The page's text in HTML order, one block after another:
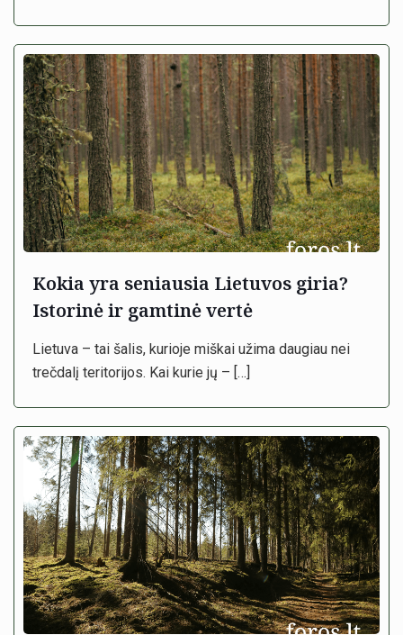
Kokia yra seniausia Lietuvos giria?
Istorinė ir gamtinė vertė
Lietuva – tai šalis, kurioje miškai užima daugiau nei
trečdalį teritorijos. Kai kurie jų – […]